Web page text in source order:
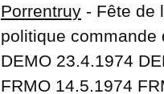
Porrentruy - Fête de
politique
DEMO 23.4.1974
FRMO 14.5.1974